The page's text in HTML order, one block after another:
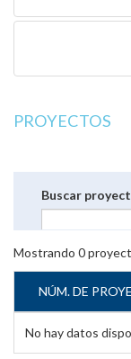
PROYECTOS
Buscar
Mostrando 0
NÚM. DE
No hay datos